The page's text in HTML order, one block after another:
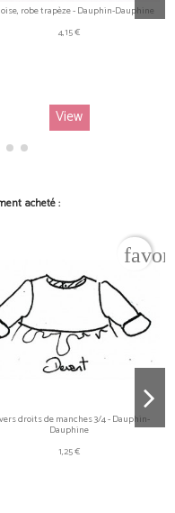
robe trapèze - Dauphin-Dauphine
4,15 €
View
acheté :
droits de manches 3/4 - Dauphin-
Dauphine
1,25 €